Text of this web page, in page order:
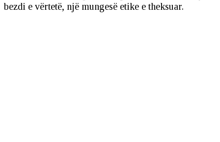
bezdi e vërtetë, një mungesë etike e theksuar.